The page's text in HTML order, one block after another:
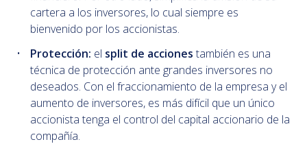
cartera a los inversores, lo cual siempre es
bienvenido por los accionistas.
Protección: el split de acciones también es una
técnica de protección ante grandes inversores no
deseados. Con el fraccionamiento de la empresa y el
aumento de inversores, es más difícil que un único
accionista tenga el control del capital accionario de la
compañía.